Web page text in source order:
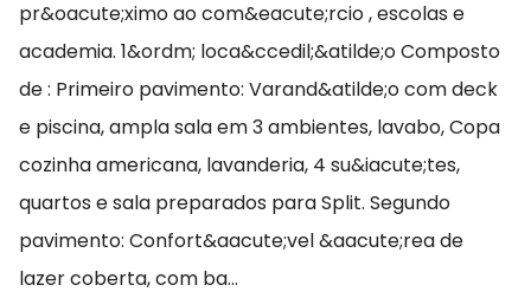
pr&oacute;ximo ao com&eacute;rcio , escolas e
academia. 1&ordm; loca&ccedil;&atilde;o Composto
de : Primeiro pavimento: Varand&atilde;o com deck
e piscina, ampla sala em 3 ambientes, lavabo, Copa
cozinha americana, lavanderia, 4 su&iacute;tes,
quartos e sala preparados para Split. Segundo
pavimento: Confort&aacute;vel &aacute;rea de
lazer coberta, com ba...